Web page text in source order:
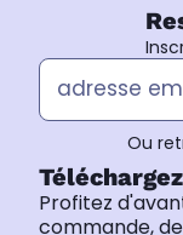
Ou
Profitez
commande,